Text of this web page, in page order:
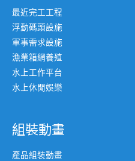
最近完工工程
浮動碼頭設施
軍事需求設施
漁業箱網養殖
水上工作平台
水上休閒娛樂
組裝動畫
產品組裝動畫